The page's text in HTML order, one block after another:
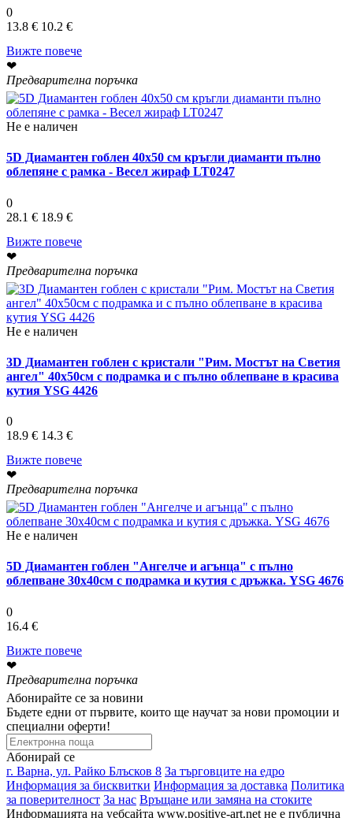
0
13.8 € 10.2 €
Вижте повече
❤
Предварителна поръчка
Не е наличен
5D Диамантен гоблен 40x50 см кръгли диаманти пълно
облепяне с рамка - Весел жираф LT0247
0
28.1 € 18.9 €
Вижте повече
❤
Предварителна поръчка
Не е наличен
3D Диамантен гоблен с кристали "Рим. Мостът на Светия
ангел" 40х50см с подрамка и с пълно облепване в красива
кутия YSG 4426
0
18.9 € 14.3 €
Вижте повече
❤
Предварителна поръчка
Не е наличен
5D Диамантен гоблен "Ангелче и агънца" с пълно
облепване 30х40см с подрамка и кутия с дръжка. YSG 4676
0
16.4 €
Вижте повече
❤
Предварителна поръчка
Абонирайте се за новини
Бъдете едни от първите, които ще научат за нови промоции и
специални оферти!
Абонирай се
г. Варна, ул. Райко Блъсков 8 За търговците на едро
Информация за бисквитки Информация за доставка Политика
за поверителност За нас Връщане или замяна на стоките
Информацията на уебсайта www.positive-art.net не е публична